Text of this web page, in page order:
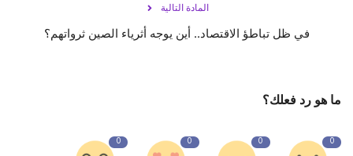
المادة التالية
في ظل تباطؤ الاقتصاد.. أين يوجه أثرياء الصين ثرواتهم؟
ما هو رد فعلك؟
0
0
0
0